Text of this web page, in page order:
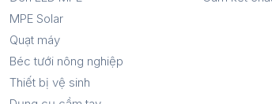
MPE Solar
Quạt máy
Béc tưới nông nghiệp
Thiết bị vệ sinh